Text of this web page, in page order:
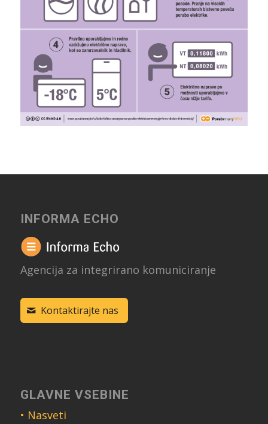
INFORMA ECHO
Agencija za integrirano komuniciranje
Kontaktirajte nas
GLAVNE VSEBINE
• Nasveti